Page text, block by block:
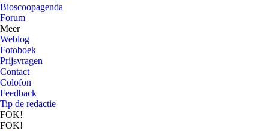
Bioscoopagenda
Forum
Meer
Weblog
Fotoboek
Prijsvragen
Contact
Colofon
Feedback
Tip de redactie
FOK!
FOK!